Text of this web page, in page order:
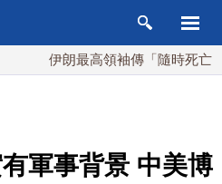
伊朗最高領袖傳「隨時死亡」 國安
軍事背景 中美博